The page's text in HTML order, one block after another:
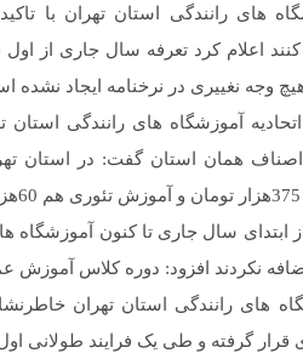
های رانندگی استان تهران با
وجه نغییری در نرخنامه ایجاد نشده
آموزشگاه های رانندگی استان
همان استان گفت: در استان
از ابتدای سال جاری تا کنون
دوره کلاس آموزش عملی 24 ساعت و برای آموزش تئوری هم 16
های رانندگی استان تهران
قرار گرفته و طی یک فرایند طولانی